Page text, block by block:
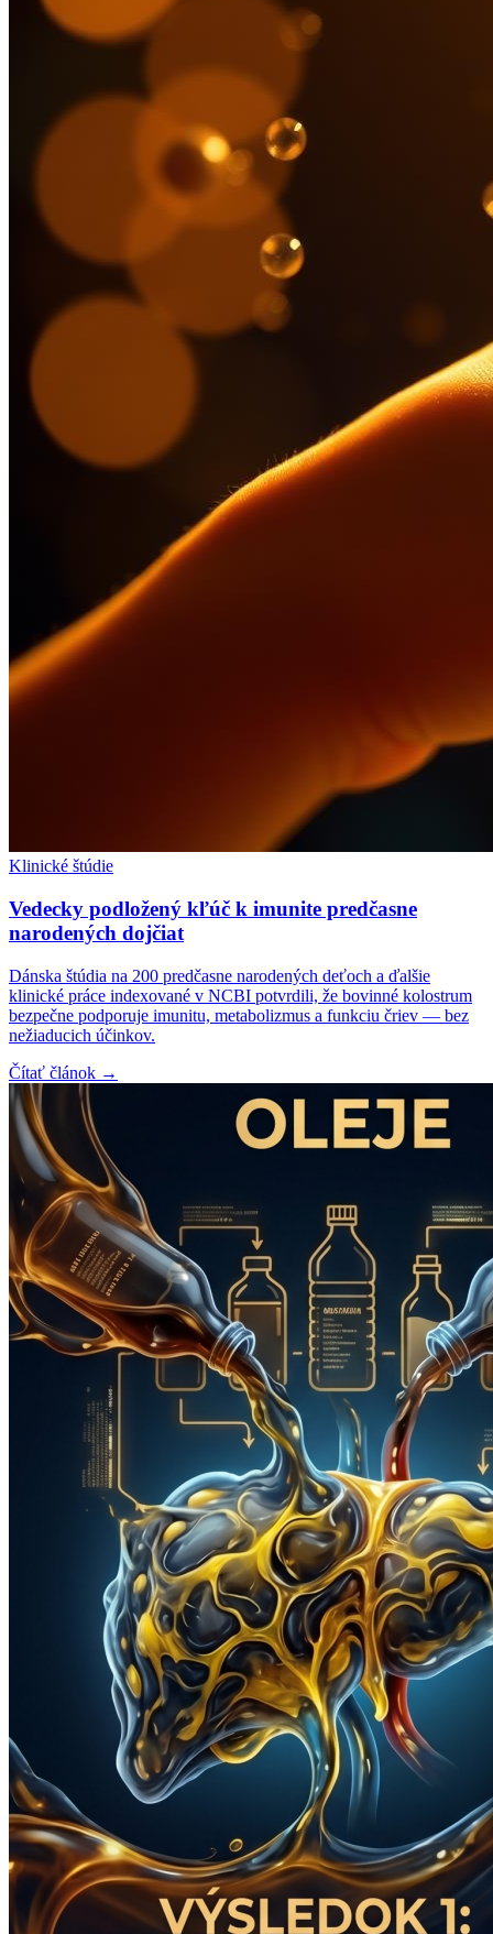
Klinické štúdie
Vedecky podložený kľúč k imunite predčasne
narodených dojčiat
Dánska štúdia na 200 predčasne narodených deťoch a ďalšie
klinické práce indexované v NCBI potvrdili, že bovinné kolostrum
bezpečne podporuje imunitu, metabolizmus a funkciu čriev — bez
nežiaducich účinkov.
Čítať článok →